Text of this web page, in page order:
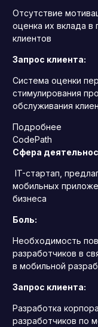
Отсутствие
оценка их вклада
клиентов
Запрос клиента:
Система оценки
стимулирования
обслуживания
Подробнее
CodePath
Сфера
IT-стартап,
мобильных
бизнеса
Боль:
Необходимость
разработчиков в
в мобильной
Запрос клиента:
Разработка
разработчиков по